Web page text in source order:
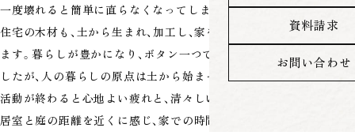
資料請求
お問い合わせ
一度壊れると簡単に直らなくなってしまいます。私たちの生活する
住宅の木材も、土から生まれ、加工し、家を支える構造材となってい
ます。暮らしが豊かになり、ボタン一つで何でもできるようになりま
したが、人の暮らしの原点は土から始まっており、土にふれる作業や
活動が終わると心地よい疲れと、清々しい気分になると思います。
居室と庭の距離を近くに感じ、家での時間を楽しむ理想の家。